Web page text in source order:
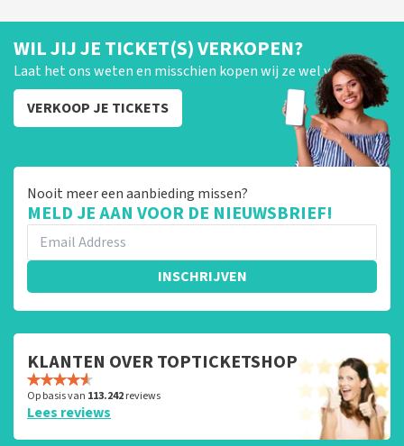
WIL JIJ JE TICKET(S) VERKOPEN?
Laat het ons weten en misschien kopen wij ze wel van je!
VERKOOP JE TICKETS
Nooit meer een aanbieding missen?
MELD JE AAN VOOR DE NIEUWSBRIEF!
INSCHRIJVEN
KLANTEN OVER TOPTICKETSHOP
Op basis van 113.242reviews
Lees reviews